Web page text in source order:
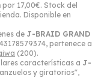
por 17,00€. Stock del
Disponible en
de J-BRAID GRAND
pertenece a
(200).
características a J-
y giratorios",